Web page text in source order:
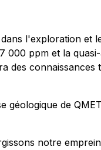
l'exploration et
ppm et la
des connaissances
géologique de
notre